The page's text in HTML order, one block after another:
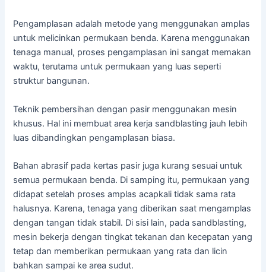
Pengamplasan adalah metode yang menggunakan amplas
untuk melicinkan permukaan benda. Karena menggunakan
tenaga manual, proses pengamplasan ini sangat memakan
waktu, terutama untuk permukaan yang luas seperti
struktur bangunan.
Teknik pembersihan dengan pasir menggunakan mesin
khusus. Hal ini membuat area kerja sandblasting jauh lebih
luas dibandingkan pengamplasan biasa.
Bahan abrasif pada kertas pasir juga kurang sesuai untuk
semua permukaan benda. Di samping itu, permukaan yang
didapat setelah proses amplas acapkali tidak sama rata
halusnya. Karena, tenaga yang diberikan saat mengamplas
dengan tangan tidak stabil. Di sisi lain, pada sandblasting,
mesin bekerja dengan tingkat tekanan dan kecepatan yang
tetap dan memberikan permukaan yang rata dan licin
bahkan sampai ke area sudut.